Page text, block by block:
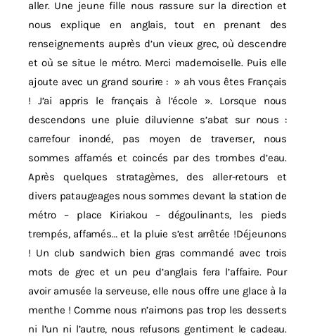
aller. Une jeune fille nous rassure sur la direction et
nous explique en anglais, tout en prenant des
renseignements auprès d’un vieux grec, où descendre
et où se situe le métro. Merci mademoiselle. Puis elle
ajoute avec un grand sourire : » ah vous êtes Français
! J’ai appris le français à l’école ». Lorsque nous
descendons une pluie diluvienne s’abat sur nous :
carrefour inondé, pas moyen de traverser, nous
sommes affamés et coincés par des trombes d’eau.
Après quelques stratagèmes, des aller-retours et
divers pataugeages nous sommes devant la station de
métro – place Kiriakou – dégoulinants, les pieds
trempés, affamés… et la pluie s’est arrêtée !Déjeunons
! Un club sandwich bien gras commandé avec trois
mots de grec et un peu d’anglais fera l’affaire. Pour
avoir amusée la serveuse, elle nous offre une glace à la
menthe ! Comme nous n’aimons pas trop les desserts
ni l’un ni l’autre, nous refusons gentiment le cadeau.